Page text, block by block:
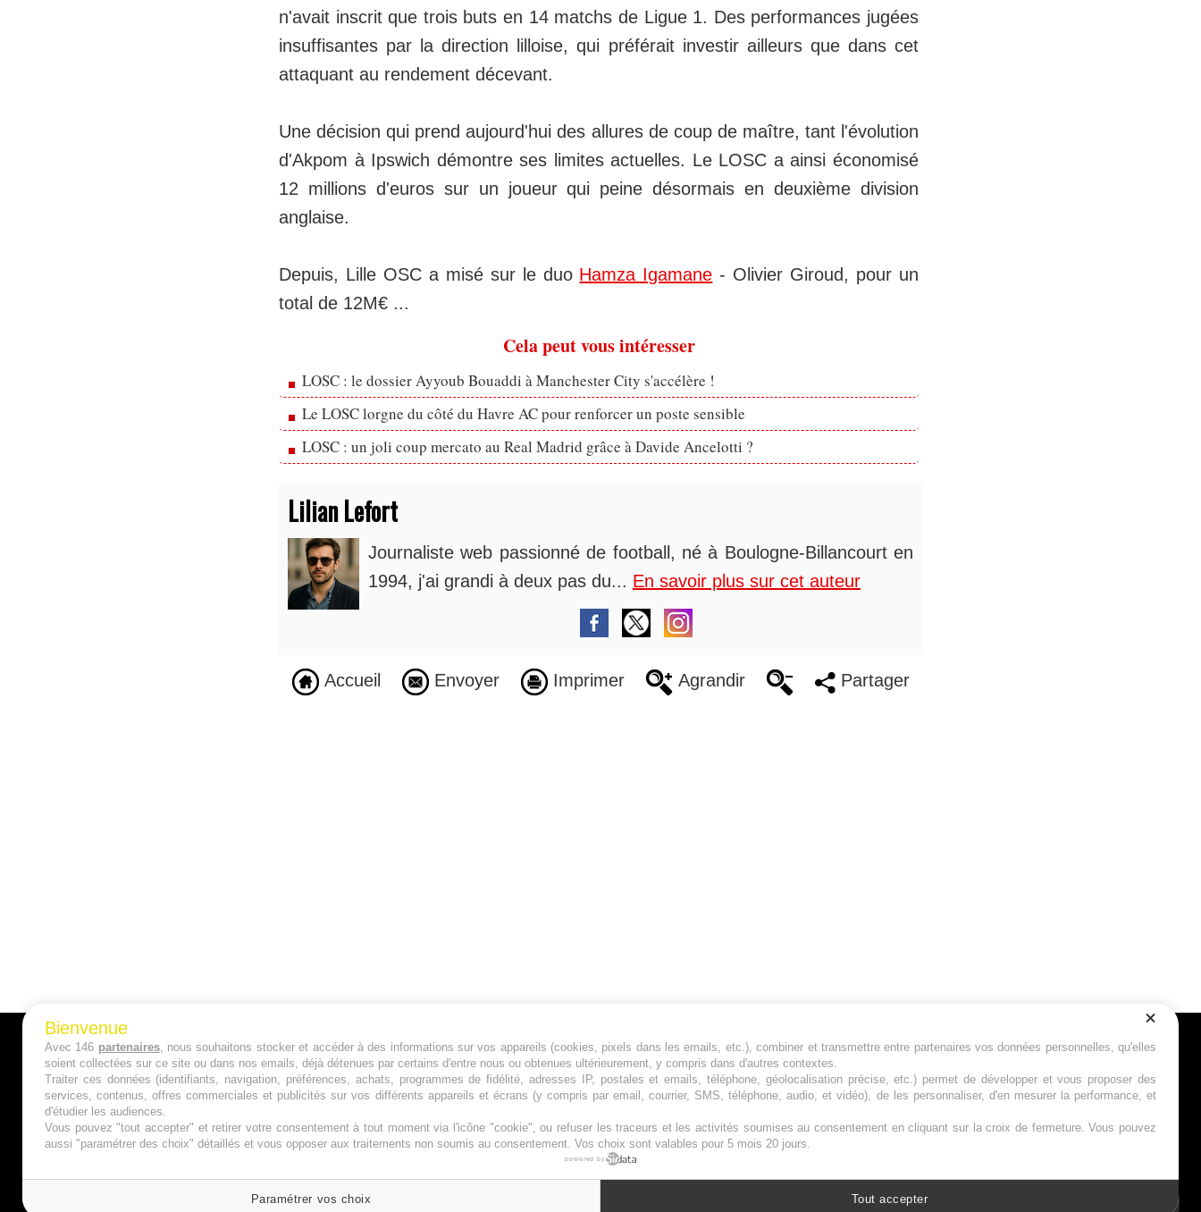
n'avait inscrit que trois buts en 14 matchs de Ligue 1. Des performances jugées
insuffisantes par la direction lilloise, qui préférait investir ailleurs que dans cet
attaquant au rendement décevant.
Une décision qui prend aujourd'hui des allures de coup de maître, tant l'évolution
d'Akpom à Ipswich démontre ses limites actuelles. Le LOSC a ainsi économisé
12 millions d'euros sur un joueur qui peine désormais en deuxième division
anglaise.
Depuis, Lille OSC a misé sur le duo Hamza Igamane - Olivier Giroud, pour un
total de 12M€ ...
Cela peut vous intéresser
LOSC : le dossier Ayyoub Bouaddi à Manchester City s'accélère !
Le LOSC lorgne du côté du Havre AC pour renforcer un poste sensible
LOSC : un joli coup mercato au Real Madrid grâce à Davide Ancelotti ?
Lilian Lefort
Journaliste web passionné de football, né à Boulogne-Billancourt en
1994, j'ai grandi à deux pas du... En savoir plus sur cet auteur
Accueil Envoyer Imprimer Agrandir Partager
A PROPOS
Qui sommes nous ?
Mentions Légales
Politique de Cookies
Jeunesfooteux est un média sportif qui traite
principalement de l'actualité de la Ligue 1 et
des grosses actualités de la Ligue 2 et du
Plan du site | Syndication |Powered by WM
Suivez-nous
Bienvenue
Avec 146 partenaires, nous souhaitons stocker et accéder à des informations sur vos appareils (cookies, pixels dans les emails, etc.), combiner et transmettre entre partenaires vos données personnelles, qu'elles
soient collectées sur ce site ou dans nos emails, déjà détenues par certains d'entre nous ou obtenues ultérieurement, y compris dans d'autres contextes.
Traiter ces données (identifiants, navigation, préférences, achats, programmes de fidélité, adresses IP, postales et emails, téléphone, géolocalisation précise, etc.) permet de développer et vous proposer des
services, contenus, offres commerciales et publicités sur vos différents appareils et écrans (y compris par email, courrier, SMS, téléphone, audio, et vidéo), de les personnaliser, d'en mesurer la performance, et
d'étudier les audiences.
Vous pouvez "tout accepter" et retirer votre consentement à tout moment via l'icône "cookie", ou refuser les traceurs et les activités soumises au consentement en cliquant sur la croix de fermeture. Vous pouvez
aussi "paramétrer des choix" détaillés et vous opposer aux traitements non soumis au consentement. Vos choix sont valables pour 5 mois 20 jours.
powered by
Paramétrer vos choix Tout accepter